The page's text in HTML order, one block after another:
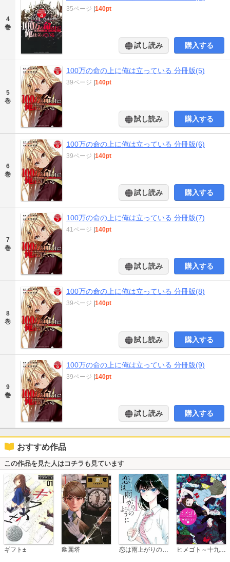
4
巻
35ページ |140pt
試し読み 購入する
5
巻
100万の命の上に俺は立っている 分冊版(5)
39ページ |140pt
試し読み 購入する
6
巻
100万の命の上に俺は立っている 分冊版(6)
39ページ |140pt
試し読み 購入する
7
巻
100万の命の上に俺は立っている 分冊版(7)
41ページ |140pt
試し読み 購入する
8
巻
100万の命の上に俺は立っている 分冊版(8)
39ページ |140pt
試し読み 購入する
9
巻
100万の命の上に俺は立っている 分冊版(9)
39ページ |140pt
試し読み 購入する
おすすめ作品
この作品を見た人はコチラも見ています
ギフト± 幽麗塔 ヒメゴト～十九歳の制服～